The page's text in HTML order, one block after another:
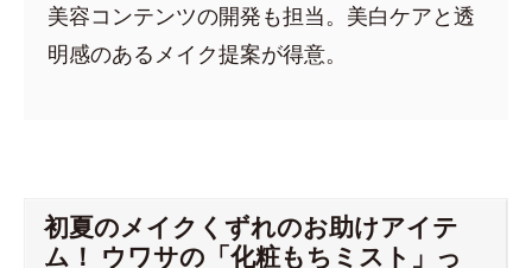
美容コンテンツの開発も担当。美白ケアと透
明感のあるメイク提案が得意。
初夏のメイクくずれのお助けアイテ
ム！ ウワサの「化粧もちミスト」っ